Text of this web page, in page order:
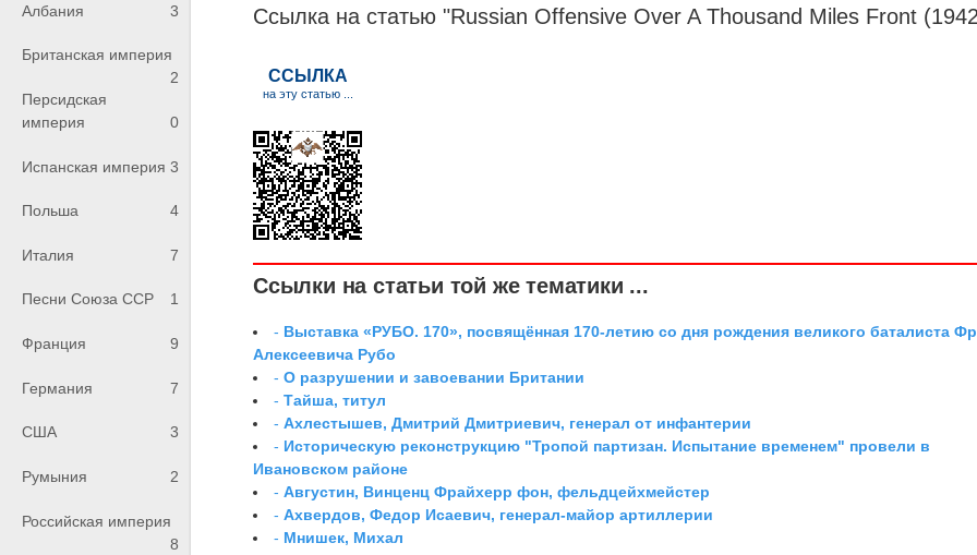
Албания 3
Британская империя
2
Персидская
империя
0
Испанская империя 3
Польша 4
Италия 7
Песни Союза ССР 1
Франция 9
Германия 7
США 3
Румыния 2
Российская империя
8
Ссылка на статью "Russian Offensive Over A Thousand Miles Front
Ссылки на статьи той же тематики ...
- Выставка «РУБО. 170», посвящённая 170-летию со дня рождения великого баталиста
Алексеевича Рубо
-О разрушении и завоевании Британии
-Тайша, титул
-Ахлестышев, Дмитрий Дмитриевич, генерал от инфантерии
- Историческую реконструкцию "Тропой партизан. Испытание временем" провели в
Ивановском районе
-Августин, Винценц Фрайхерр фон, фельдцейхмейстер
-Ахвердов, Федор Исаевич, генерал-майор артиллерии
- Мнишек, Михал